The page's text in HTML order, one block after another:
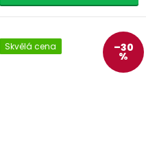
Skvělá cena –30
%